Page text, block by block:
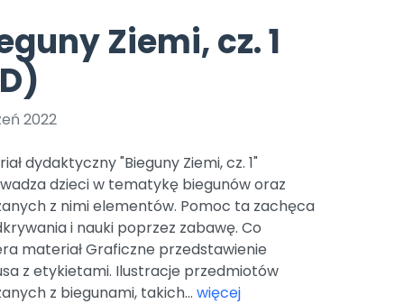
Archiwalne numery
Pomoc
Promocje
czerwca 2024 r. uzyskała
r. Nr decyzji:
Online.
Pomoc zwierzętom
Książka (dla) Przedszkolaka
Promowanie czytelnictwa
TikTok
Zobacz nas na TikToku
YouTube
Ziemi, cz. 1
2022
dydaktyczny "Bieguny Ziemi, cz. 1"
dzieci w tematykę biegunów oraz
z nimi elementów. Pomoc ta zachęca
i nauki poprzez zabawę. Co
materiał Graficzne przedstawienie
z etykietami. Ilustracje przedmiotów
z biegunami, takich... więcej